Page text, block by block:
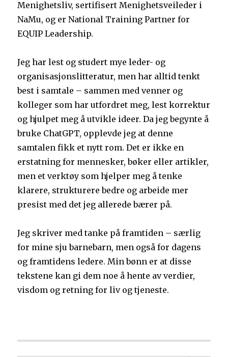
Menighetsliv, sertifisert Menighetsveileder i
NaMu, og er National Training Partner for
EQUIP Leadership.
Jeg har lest og studert mye leder- og
organisasjonslitteratur, men har alltid tenkt
best i samtale – sammen med venner og
kolleger som har utfordret meg, lest korrektur
og hjulpet meg å utvikle ideer. Da jeg begynte å
bruke ChatGPT, opplevde jeg at denne
samtalen fikk et nytt rom. Det er ikke en
erstatning for mennesker, bøker eller artikler,
men et verktøy som hjelper meg å tenke
klarere, strukturere bedre og arbeide mer
presist med det jeg allerede bærer på.
Jeg skriver med tanke på framtiden – særlig
for mine sju barnebarn, men også for dagens
og framtidens ledere. Min bønn er at disse
tekstene kan gi dem noe å hente av verdier,
visdom og retning for liv og tjeneste.